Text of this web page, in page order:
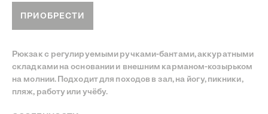
ПРИОБРЕСТИ
Рюкзак с регулируемыми ручками-бантами, аккуратными
складками на основании и внешним карманом-козырьком
на молнии. Подходит для походов в зал, на йогу, пикники,
пляж, работу или учёбу.